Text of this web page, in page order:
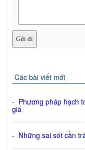
Các bài viết mới
- Phương pháp hạch
giá
- Những sai sót cần